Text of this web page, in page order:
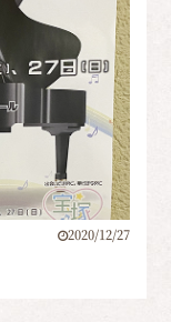
2020/12/27